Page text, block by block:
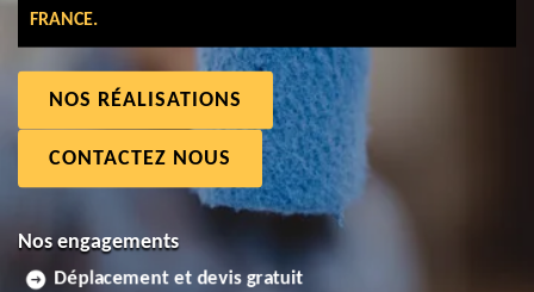
FRANCE.
NOS RÉALISATIONS
CONTACTEZ NOUS
Nos engagements
Déplacement et devis gratuit